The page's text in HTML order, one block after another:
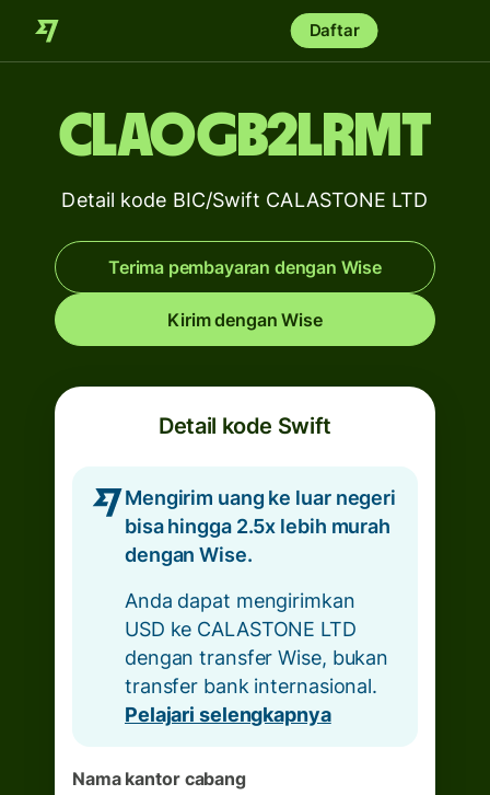
Daftar
CLAOGB2LRMT
Detail kode BIC/Swift CALASTONE LTD
Terima pembayaran dengan Wise
Kirim dengan Wise
Detail kode Swift
Mengirim uang ke luar negeri
bisa hingga 2.5x lebih murah
dengan Wise.
Anda dapat mengirimkan
USD ke CALASTONE LTD
dengan transfer Wise, bukan
transfer bank internasional.
Pelajari selengkapnya
Nama kantor cabang